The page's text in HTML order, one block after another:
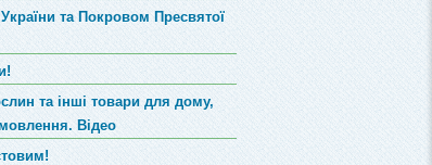
та Покровом Пресвятої
та інші товари для дому,
Відео